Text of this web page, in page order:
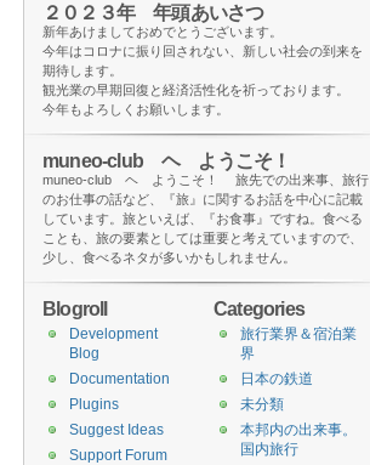
２０２３年 年頭あいさつ
新年あけましておめでとうございます。
今年はコロナに振り回されない、新しい社会の到来を
期待します。
観光業の早期回復と経済活性化を祈っております。
今年もよろしくお願いします。
muneo-club ヘ ようこそ！
muneo-club ヘ ようこそ！ 旅先での出来事、旅行
のお仕事の話など、『旅』に関するお話を中心に記載
しています。旅といえば、『お食事』ですね。食べる
ことも、旅の要素としては重要と考えていますので、
少し、食べるネタが多いかもしれません。
Categories
旅行業界＆宿泊業
界
日本の鉄道
未分類
本邦内の出来事。
国内旅行
Blogroll
Development
Blog
Documentation
Plugins
Suggest Ideas
Support Forum